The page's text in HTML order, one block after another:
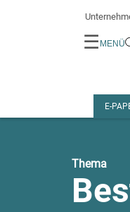
☰ MENÜ
E-
Thema